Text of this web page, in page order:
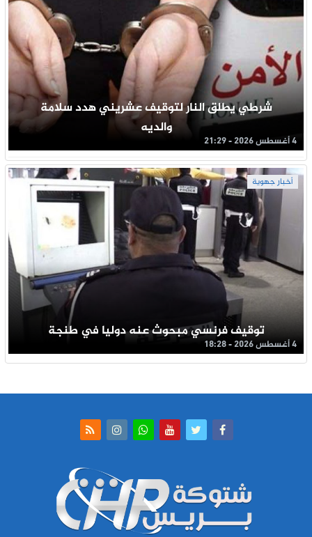
شرطي يطلق النار لتوقيف عشريني هدد سلامة
والديه
4 أغسطس 2026 - 21:29
أخبار جهوية
توقيف فرنسي مبحوث عنه دوليا في طنجة
4 أغسطس 2026 - 18:28